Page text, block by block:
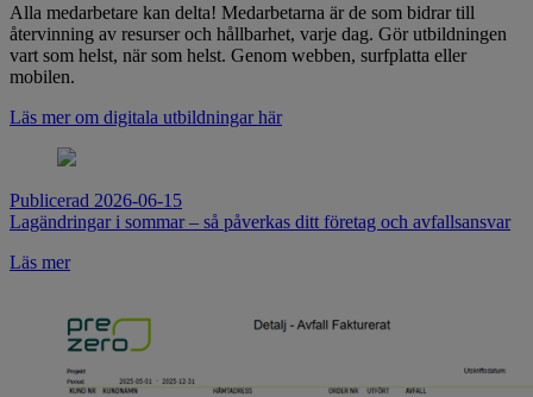
Alla medarbetare kan delta! Medarbetarna är de som bidrar till
återvinning av resurser och hållbarhet, varje dag. Gör utbildningen
vart som helst, när som helst. Genom webben, surfplatta eller
mobilen.
Läs mer om digitala utbildningar här
Publicerad 2026-06-15
Lagändringar i sommar – så påverkas ditt företag och avfallsansvar
Läs mer